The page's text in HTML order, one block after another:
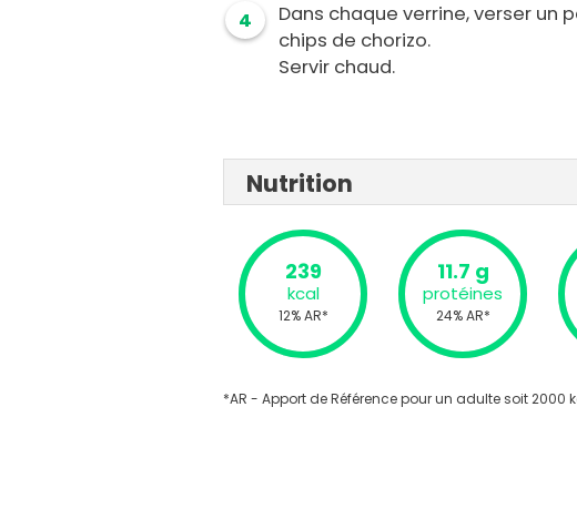
4
Dans chaque verrine, verser un
chips de chorizo.
Servir chaud.
Nutrition
239
kcal
12% AR*
11.7 g
protéines
24% AR*
*AR - Apport de Référence pour un adulte soit 2000